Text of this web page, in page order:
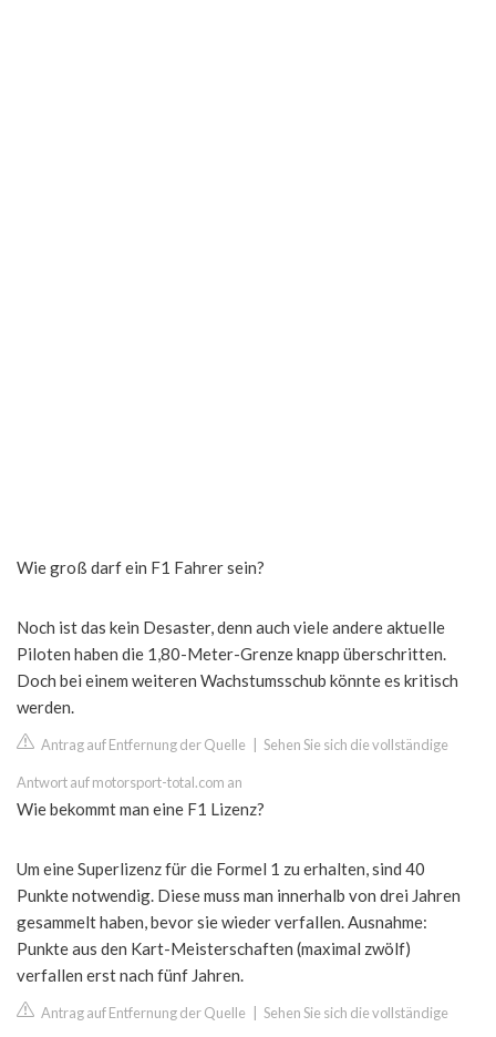
Wie groß darf ein F1 Fahrer sein?
Noch ist das kein Desaster, denn auch viele andere aktuelle
Piloten haben die 1,80-Meter-Grenze knapp überschritten.
Doch bei einem weiteren Wachstumsschub könnte es kritisch
werden.
Antrag auf Entfernung der Quelle Sehen Sie sich die vollständige
Antwort auf motorsport-total.com an
Wie bekommt man eine F1 Lizenz?
Um eine Superlizenz für die Formel 1 zu erhalten, sind 40
Punkte notwendig. Diese muss man innerhalb von drei Jahren
gesammelt haben, bevor sie wieder verfallen. Ausnahme:
Punkte aus den Kart-Meisterschaften (maximal zwölf)
verfallen erst nach fünf Jahren.
Antrag auf Entfernung der Quelle Sehen Sie sich die vollständige